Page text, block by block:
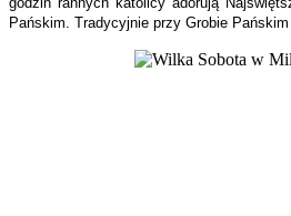
Pańskim. Tradycyjnie przy Grobie